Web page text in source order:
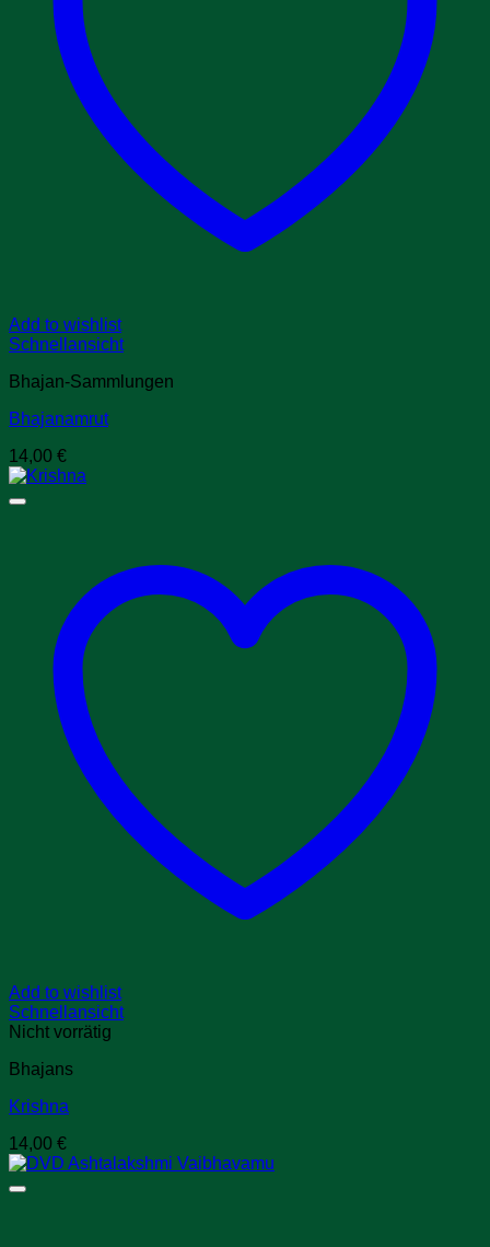
Add to wishlist
Schnellansicht
Bhajan-Sammlungen
Bhajanamrut
14,00 €
Add to wishlist
Schnellansicht
Nicht vorrätig
Bhajans
Krishna
14,00 €